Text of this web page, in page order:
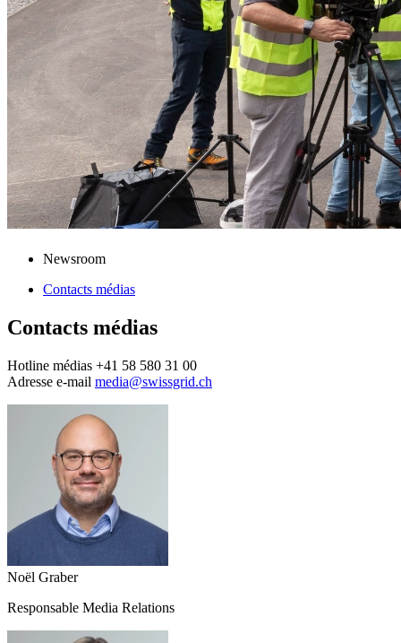
Newsroom
Contacts médias
Contacts médias
Hotline médias +41 58 580 31 00
Adresse e-mail media@swissgrid.ch
Noël Graber
Responsable Media Relations